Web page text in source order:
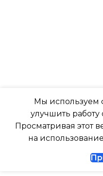
ДИАМЕТР ТРУБ
Мы используем
улучшить
Просматривая этот
на